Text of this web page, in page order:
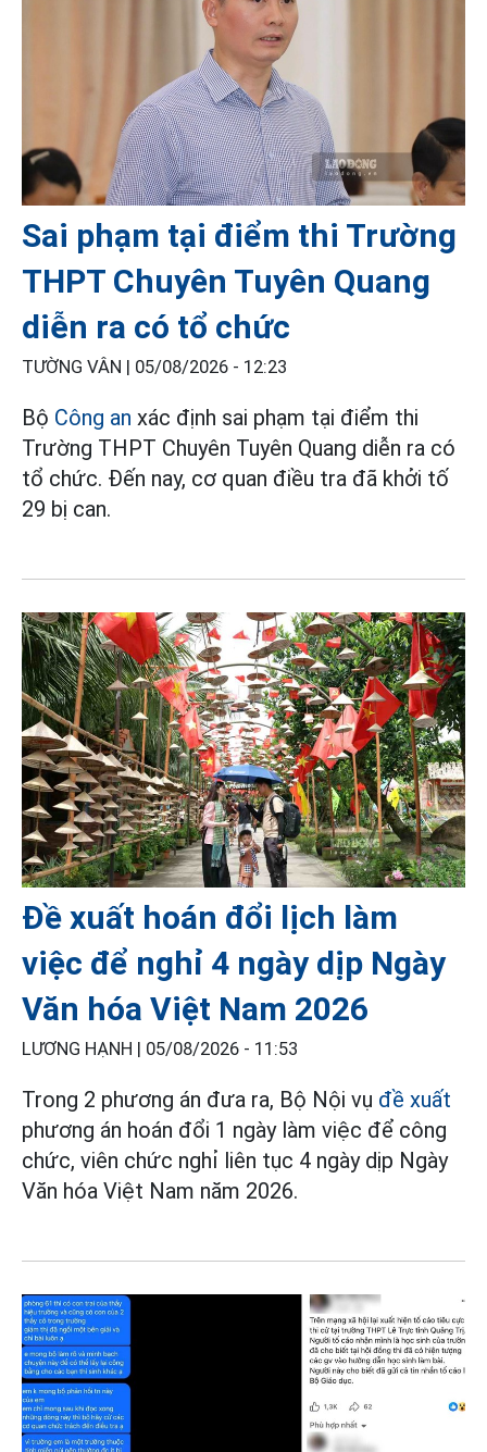
Sai phạm tại điểm thi Trường
THPT Chuyên Tuyên Quang
diễn ra có tổ chức
TƯỜNG VÂN | 05/08/2026 - 12:23
Bộ Công an xác định sai phạm tại điểm thi
Trường THPT Chuyên Tuyên Quang diễn ra có
tổ chức. Đến nay, cơ quan điều tra đã khởi tố
29 bị can.
Đề xuất hoán đổi lịch làm
việc để nghỉ 4 ngày dịp Ngày
Văn hóa Việt Nam 2026
LƯƠNG HẠNH | 05/08/2026 - 11:53
Trong 2 phương án đưa ra, Bộ Nội vụ đề xuất
phương án hoán đổi 1 ngày làm việc để công
chức, viên chức nghỉ liên tục 4 ngày dịp Ngày
Văn hóa Việt Nam năm 2026.